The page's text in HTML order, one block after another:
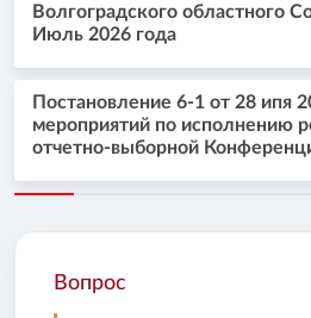
Волгоградского областного
Июль 2026 года
Постановление 6-1 от 28 ипя
мероприятий по исполнению
отчетно-выборной
Вопрос